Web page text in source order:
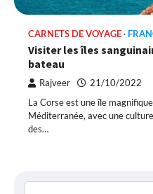
CARNETS DE VOYAGE
Visiter les îles
bateau
Rajveer 21/10/2022
La Corse est une île
Méditerranée, avec une
des…